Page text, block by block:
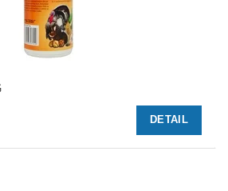
DETAIL